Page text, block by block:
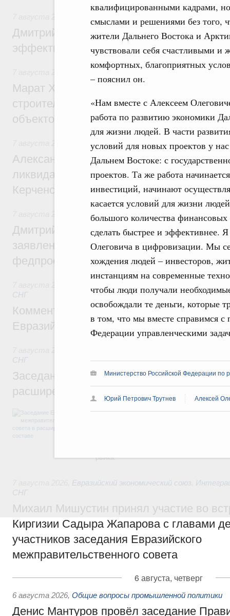
квалифицированными кадрами,
смыслами и решениями без того,
жители Дальнего Востока и
чувствовали себя счастливыми и
комфортных, благоприятных
– пояснил он.
«Нам вместе с Алексеем
работа по развитию экономики
для жизни людей. В части
условий для новых проектов у
Дальнем Востоке: с
проектов. Та же работа
инвестиций, начинают
касается условий для жизни
большого количества
сделать быстрее и эффективнее.
Олеговича в цифровизации. Мы
хождения людей – инвесторов,
инстанциям на современные
чтобы люди получали
освобождали те деньги, которые
в том, что мы вместе справимся
Федерации управленческими
Министерство Российской Федерации по
Юрий Петрович Трутнев Алексей
Развитие сельских территорий
Дмитрий Патрушев: Синхронизация
эффективность поддержки сельских
Экономика городов. Городская среда
Марат Хуснуллин: «Единый заказчик»
строительство и реконструкцию более
объектов
Чрезвычайные ситуации и ликвидация их
Александр Козлов провёл заседание
ликвидации последствий чрезвычайной
Керченском проливе
Среднее профессиональное образование
Дмитрий Чернышенко: Установлен
заявлений от абитуриентов колледжей и
федпроекта «Профессионалитет»
Евразийский экономический союз.
СНГ
Комментарий Алексея Оверчука по
Евразийского межправительственного
СНГ
Заседание Евразийского
расширенном составе
В повестке заседания актуальные задачи
рынка.
Евразийский экономический союз.
СНГ
Михаил Мишустин принял участие во
Киргизии Садыра Жапарова с главами
участников заседания Евразийского
межправительственного совета
6 августа, четверг
6 августа 2026, Общие вопросы промышленной политики
Денис Мантуров провёл заседание